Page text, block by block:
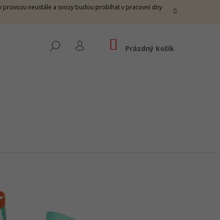
v provozu neustále a svozy budou probíhat v pracovní dny
HLEDAT
PŘIHLÁŠENÍ
NÁKUPNÍ
KOŠÍK
Prázdný košík
M -